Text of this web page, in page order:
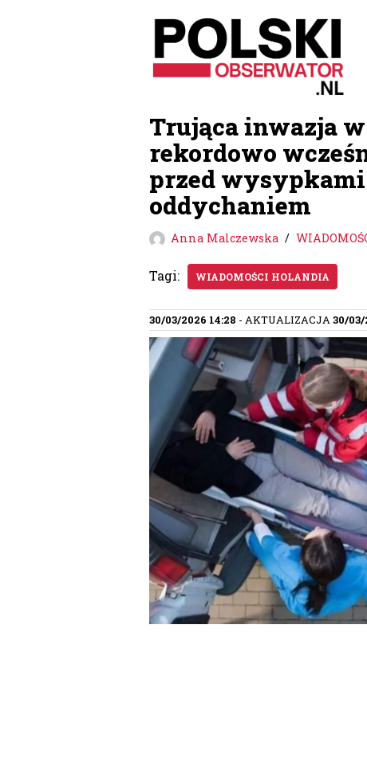
Przejdź
do
Trująca inwazja
rekordowo
przed
oddychaniem
Anna Malczewska
Tagi: WIADOMOŚCI HOLANDIA
30/03/2026 14:28 - AKTUALIZACJA30/03/